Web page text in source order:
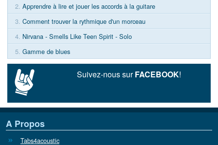
2. Apprendre à lire et jouer les accords à la guitare
3. Comment trouver la rythmique d'un morceau
4. Nirvana - Smells Like Teen Spirit - Solo
5. Gamme de blues
Suivez-nous surFACEBOOK!
A Propos
Tabs4acoustic